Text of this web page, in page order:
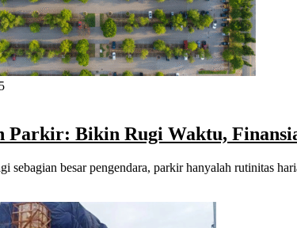
Parkir: Bikin Rugi Waktu,
sebagian besar pengendara, parkir hanyalah rutinitas